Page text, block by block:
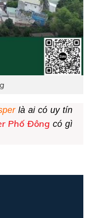
là ai có uy tín
Phố Đông có gì